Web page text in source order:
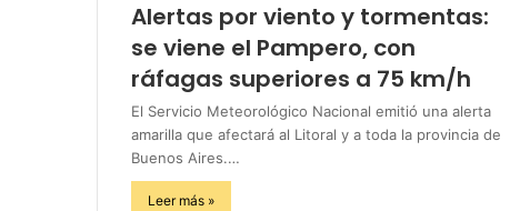
Alertas por viento y tormentas:
se viene el Pampero, con
ráfagas superiores a 75 km/h
El Servicio Meteorológico Nacional emitió una alerta
amarilla que afectará al Litoral y a toda la provincia de
Buenos Aires.…
Leer más »